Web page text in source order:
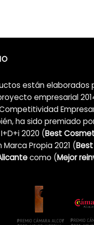
están elaborados
empresarial
ha sido premiado
2020 (Best
Propia 2021 (
como (Mejor